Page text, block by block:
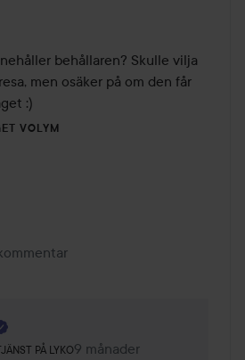
behållaren? Skulle vilja
men osäker på om den får
:)
VOLYM
PÅ LYKO
roll: Kundtjänst på Lyko.
9 månader
Kommentaren lades 9